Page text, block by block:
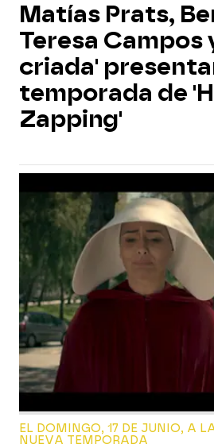
Matías Prats,
Teresa Campos
criada'
temporada de
Zapping'
EL DOMINGO, 17 DE JUNIO, A
NUEVA TEMPORADA